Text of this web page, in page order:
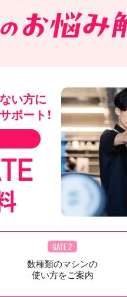
い方に
ポート！
GATE 2
数種類のマシンの
使い方をご案内